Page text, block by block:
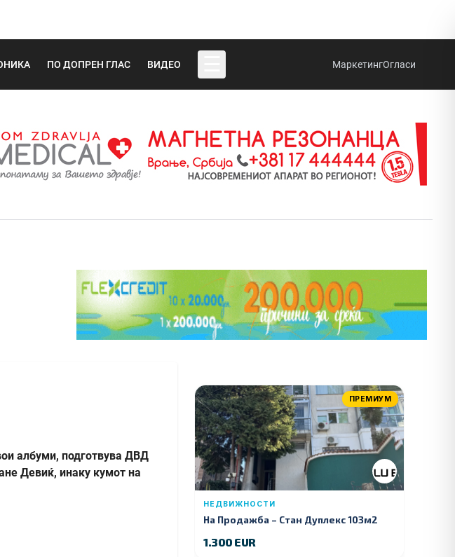
ПО ДОПРЕН ГЛАС ВИДЕО МаркетингОгласи
албуми, подготвува ДВД
Девиќ, инаку кумот на
ПРЕМИУМ
НЕДВИЖНОСТИ
На Продажба – Стан Дуплекс 103м2
1.300 EUR